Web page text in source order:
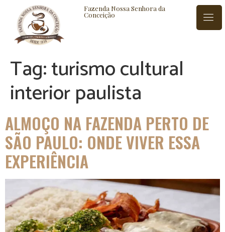
Fazenda Nossa Senhora da
Conceição
BLOG CONTATO
Tag:turismo cultural
interior paulista
ALMOÇO NA FAZENDA PERTO DE
SÃO PAULO: ONDE VIVER ESSA
EXPERIÊNCIA